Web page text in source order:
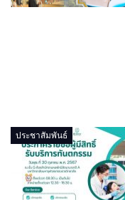
ประชาสัมพันธ์